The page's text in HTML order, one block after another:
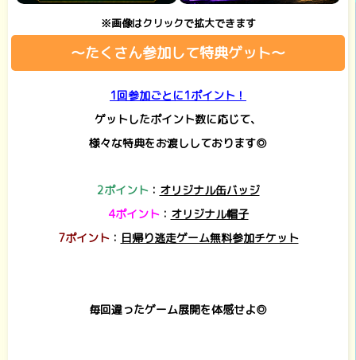
※画像はクリックで拡大できます
～たくさん参加して特典ゲット～
1回参加ごとに1ポイント！
ゲットしたポイント数に応じて、
様々な特典をお渡ししております◎
2ポイント： オリジナル缶バッジ
4ポイント： オリジナル帽子
7ポイント： 日帰り逃走ゲーム無料参加チケット
毎回違ったゲーム展開を体感せよ◎